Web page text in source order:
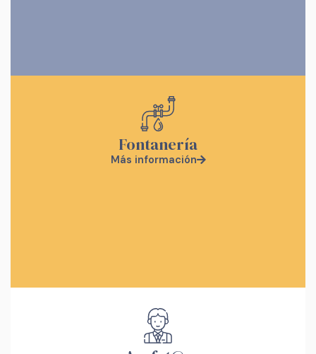
Fontanería
Más información